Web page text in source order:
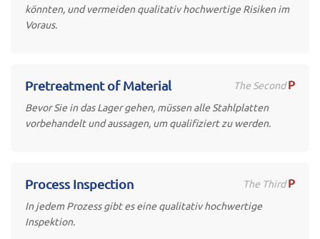
könnten, und vermeiden qualitativ hochwertige Risiken im
Voraus.
The Second P
Pretreatment of Material
Bevor Sie in das Lager gehen, müssen alle Stahlplatten
vorbehandelt und aussagen, um qualifiziert zu werden.
The Third P
Process Inspection
In jedem Prozess gibt es eine qualitativ hochwertige
Inspektion.